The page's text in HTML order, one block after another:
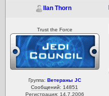
Ilan Thorn
Trust the Force
Группа: Ветераны JC
Сообщений: 14851
Регистрация: 14.7.2006